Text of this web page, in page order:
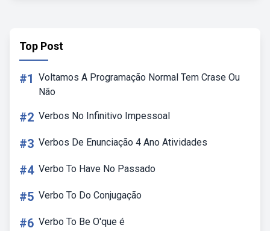
Top Post
#1 Voltamos A Programação Normal Tem Crase Ou
Não
#2 Verbos No Infinitivo Impessoal
#3 Verbos De Enunciação 4 Ano Atividades
#4 Verbo To Have No Passado
#5 Verbo To Do Conjugação
#6 Verbo To Be O'que é